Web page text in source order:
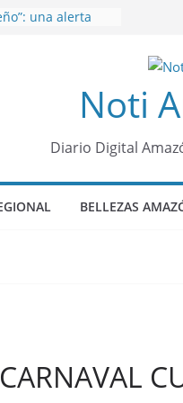
una alerta
encontrados
de Alison,
sensación de
Colo de Chile
Noti
Diario Digital
BELLEZAS